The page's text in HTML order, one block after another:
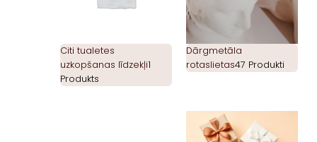
Citi tualetes
uzkopšanas līdzekļi1
Produkts
Dārgmetāla
rotaslietas47 Produkti